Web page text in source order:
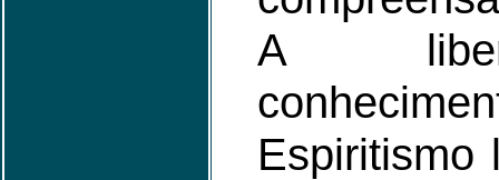
A
Espiritismo